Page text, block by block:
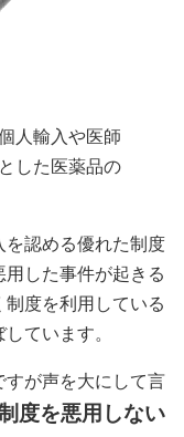
人輸入や医師
した医薬品の
を認める優れた制度
した事件が起きる
度を利用している
ています。
すが声を大にして言
度を悪用しない